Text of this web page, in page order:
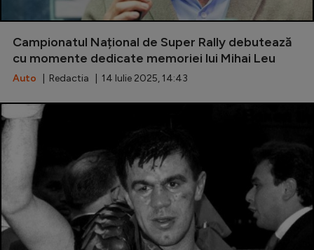
Campionatul Național de Super Rally debutează
cu momente dedicate memoriei lui Mihai Leu
Auto | Redactia | 14 Iulie 2025, 14:43